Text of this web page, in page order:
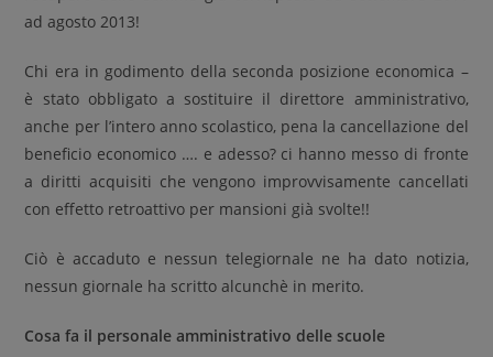
ad agosto 2013!
Chi era in godimento della seconda posizione economica –
è stato obbligato a sostituire il direttore amministrativo,
anche per l’intero anno scolastico, pena la cancellazione del
beneficio economico …. e adesso? ci hanno messo di fronte
a diritti acquisiti che vengono improvvisamente cancellati
con effetto retroattivo per mansioni già svolte!!
Ciò è accaduto e nessun telegiornale ne ha dato notizia,
nessun giornale ha scritto alcunchè in merito.
Cosa fa il personale amministrativo delle scuole